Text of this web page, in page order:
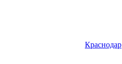
Краснодар